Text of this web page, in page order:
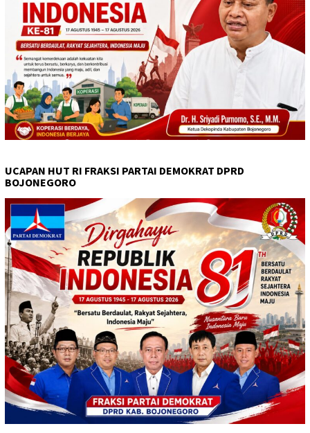
UCAPAN HUT RI FRAKSI PARTAI DEMOKRAT DPRD
BOJONEGORO